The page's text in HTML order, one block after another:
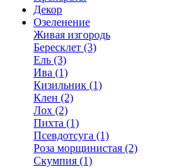
Декор
Озеленение
Живая изгородь
Бересклет (3)
Ель (3)
Ива (1)
Кизильник (1)
Клен (2)
Лох (2)
Пихта (1)
Псевдотсуга (1)
Роза морщинистая (2)
Скумпия (1)